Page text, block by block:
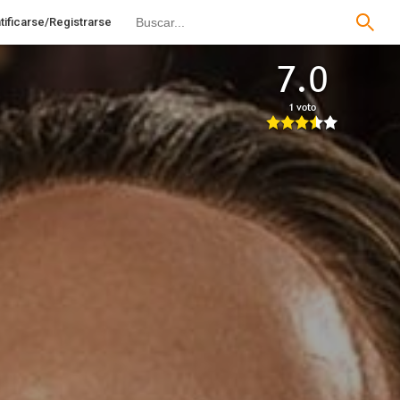
Registrarse
7.0
1 voto